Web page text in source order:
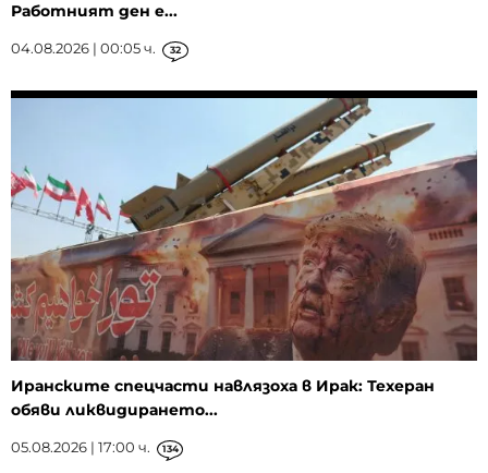
Работният ден е...
04.08.2026 | 00:05 ч. 32
Иранските спецчасти навлязоха в Ирак: Техеран
обяви ликвидирането...
05.08.2026 | 17:00 ч. 134